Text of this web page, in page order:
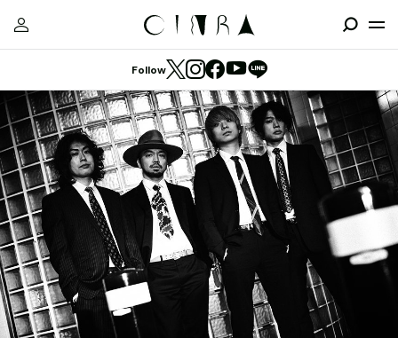
Follow